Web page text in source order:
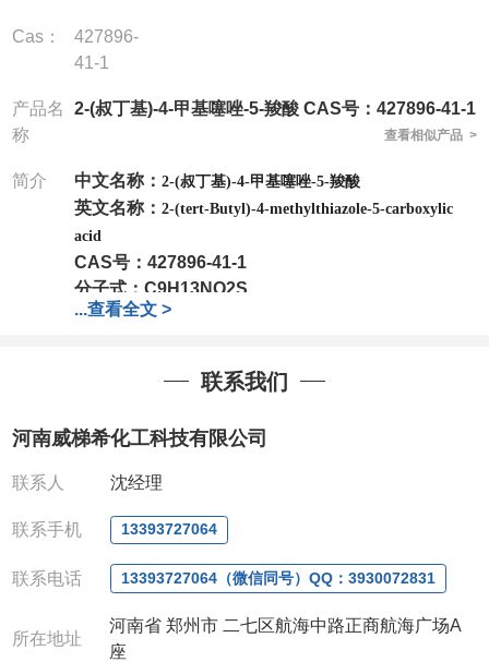
Cas：
427896-
41-1
产品名
称
2-(叔丁基)-4-甲基噻唑-5-羧酸 CAS号：427896-41-1
查看相似产品 >
简介 中文名称： 2-(叔丁基)-4-甲基噻唑-5-羧酸
英文名称： 2-(tert-Butyl)-4-methylthiazole-5-carboxylic
acid
CAS号： 427896-41-1
分子式： C9H13NO2S
分子量：199.27
;1g;2.5g ;5g ;10g可根据客户需求进行分装
我司对高校及科研单位先发货和
全额退款,并承担所有运费。
:0371-63377391/13393727064
微信 :13393727064
联系人: 沈晓东(欢迎致电
...查看全文 >
联系我们
河南威梯希化工科技有限公司
联系人 沈经理
联系手机 13393727064
联系电话 13393727064（微信同号）QQ：3930072831
所在地址
河南省 郑州市 二七区航海中路正商航海广场A
座